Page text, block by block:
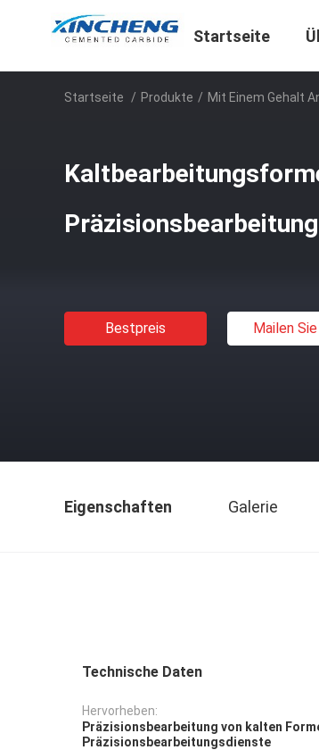
Startseite
Startseite / Produkte / Mit Einem Gehalt
Präzisionsbearbeitung
Bestpreis Mailen Sie
Eigenschaften Galerie
Technische Daten
Hervorheben:
Präzisionsbearbeitung von kalten
Präzisionsbearbeitungsdienste